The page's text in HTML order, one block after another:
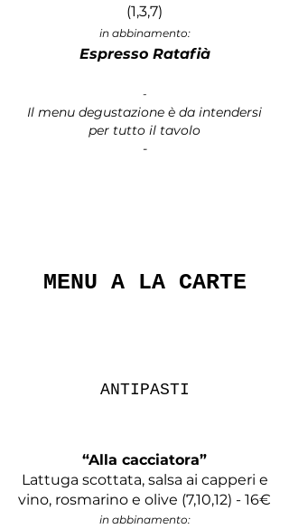
(1,3,7)
in abbinamento:
Espresso Ratafià
-
Il menu degustazione è da intendersi
per tutto il tavolo
-
MENU A LA CARTE
ANTIPASTI
“Alla cacciatora”
Lattuga scottata, salsa ai capperi e
vino, rosmarino e olive (7,10,12) - 16€
in abbinamento: